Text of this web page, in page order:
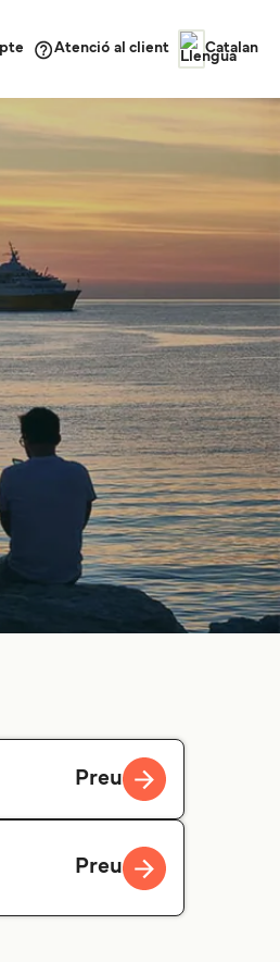
Atenció al client Catalan
Preu
Preu